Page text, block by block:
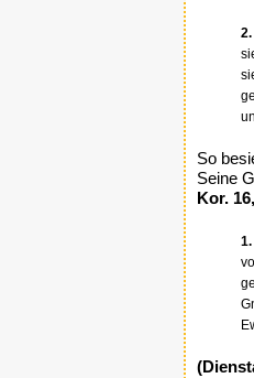
So
Seine
Kor.